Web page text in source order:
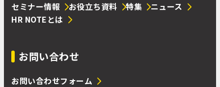
セミナー情報 お役立ち資料 特集
ニュース
HR NOTEとは
お問い合わせ
お問い合わせフォーム